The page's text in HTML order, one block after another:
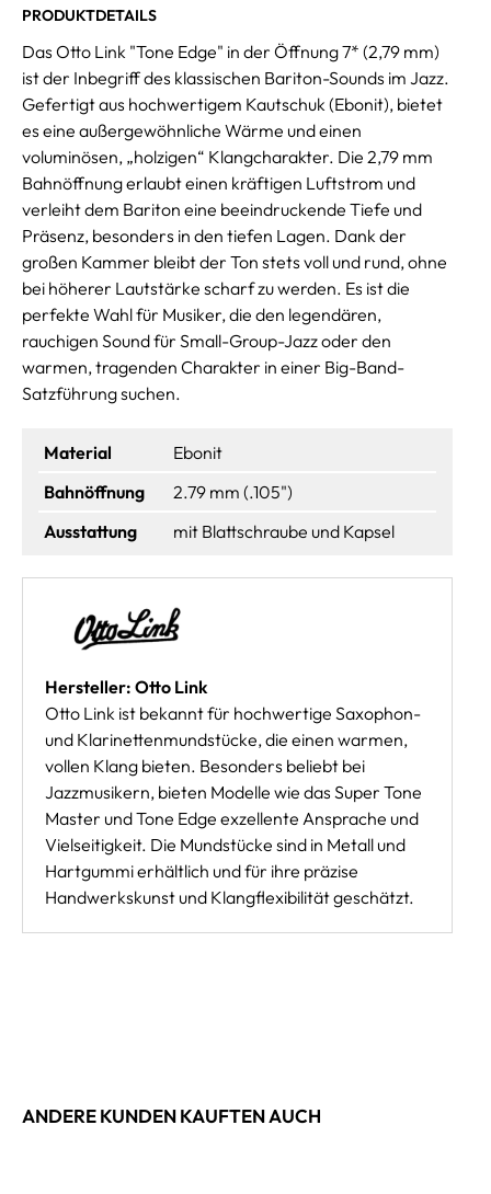
PRODUKTDETAILS
Das Otto Link "Tone Edge" in der Öffnung 7* (2,79 mm)
ist der Inbegriff des klassischen Bariton-Sounds im Jazz.
Gefertigt aus hochwertigem Kautschuk (Ebonit), bietet
es eine außergewöhnliche Wärme und einen
voluminösen, „holzigen“ Klangcharakter. Die 2,79 mm
Bahnöffnung erlaubt einen kräftigen Luftstrom und
verleiht dem Bariton eine beeindruckende Tiefe und
Präsenz, besonders in den tiefen Lagen. Dank der
großen Kammer bleibt der Ton stets voll und rund, ohne
bei höherer Lautstärke scharf zu werden. Es ist die
perfekte Wahl für Musiker, die den legendären,
rauchigen Sound für Small-Group-Jazz oder den
warmen, tragenden Charakter in einer Big-Band-
Satzführung suchen.
Material
Ebonit
Bahnöffnung
2.79 mm (.105")
Ausstattung
mit Blattschraube und Kapsel
Hersteller: Otto Link
Otto Link ist bekannt für hochwertige Saxophon-
und Klarinettenmundstücke, die einen warmen,
vollen Klang bieten. Besonders beliebt bei
Jazzmusikern, bieten Modelle wie das Super Tone
Master und Tone Edge exzellente Ansprache und
Vielseitigkeit. Die Mundstücke sind in Metall und
Hartgummi erhältlich und für ihre präzise
Handwerkskunst und Klangflexibilität geschätzt.
ANDERE KUNDEN KAUFTEN AUCH